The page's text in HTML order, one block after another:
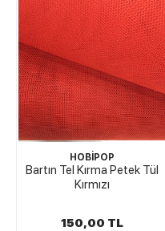
HOBİPOP
Bartın Tel Kırma Petek Tül
Kırmızı
150,00 TL